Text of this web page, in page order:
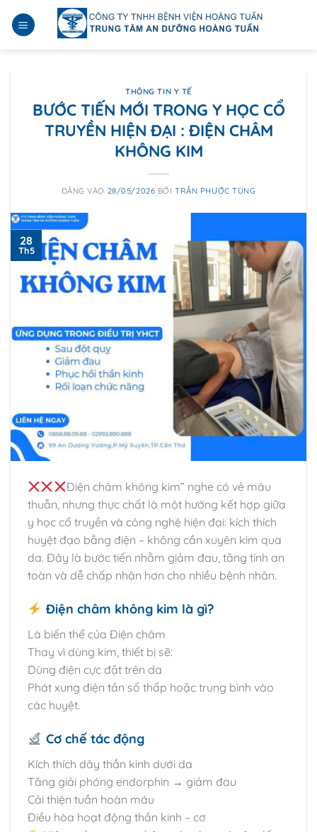
qua
THÔNG TIN Y TẾ
BƯỚC TIẾN MỚI TRONG Y HỌC CỔ
TRUYỀN HIỆN ĐẠI : ĐIỆN CHÂM
KHÔNG KIM
ĐĂNG VÀO 28/05/2026 BỞITRẦN PHƯỚC TÙNG
28
Th5
Điện châm không kim” nghe có vẻ mâu
thuẫn, nhưng thực chất là một hướng kết hợp giữa
y học cổ truyền và công nghệ hiện đại: kích thích
huyệt đạo bằng điện – không cần xuyên kim qua
da. Đây là bước tiến nhằm giảm đau, tăng tính an
toàn và dễ chấp nhận hơn cho nhiều bệnh nhân.
Điện châm không kim là gì?
Là biến thể của Điện châm
Thay vì dùng kim, thiết bị sẽ:
Dùng điện cực đặt trên da
Phát xung điện tần số thấp hoặc trung bình vào
các huyệt.
Cơ chế tác động
Kích thích dây thần kinh dưới da
Tăng giải phóng endorphin → giảm đau
Cải thiện tuần hoàn máu
Điều hòa hoạt động thần kinh – cơ